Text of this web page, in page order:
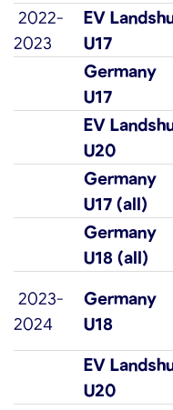
2022-
2023
EV
U17
Germany
U17
EV
U20
Germany
U17 (all)
Germany
U18 (all)
2023-
2024
Germany
U18
EV
U20